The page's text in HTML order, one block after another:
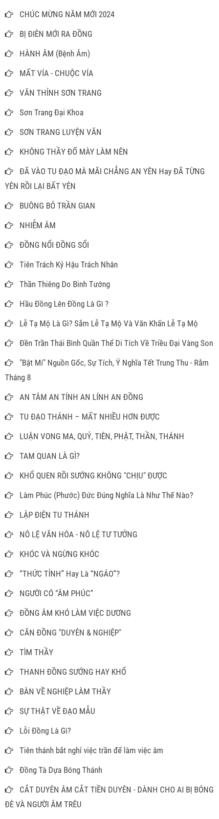
CHÚC MỪNG NĂM MỚI 2024
BỊ ĐIÊN MỚI RA ĐỒNG
HÀNH ÂM (Bệnh Âm)
MẤT VÍA - CHUỘC VÍA
VĂN THỈNH SƠN TRANG
Sơn Trang Đại Khoa
SƠN TRANG LUYỆN VĂN
KHÔNG THẦY ĐỐ MÀY LÀM NÊN
ĐÃ VÀO TU ĐẠO MÀ MÃI CHẲNG AN YÊN Hay ĐÃ TỪNG
YÊN RỒI LẠI BẤT YÊN
BUÔNG BỎ TRẦN GIAN
NHIỄM ÂM
ĐỒNG NỔI ĐỒNG SỔI
Tiên Trách Kỷ Hậu Trách Nhân
Thần Thiêng Do Binh Tướng
Hầu Đồng Lên Đồng Là Gì ?
Lễ Tạ Mộ Là Gì? Sắm Lễ Tạ Mộ Và Văn Khấn Lễ Tạ Mộ
Đền Trần Thái Bình Quần Thể Di Tích Về Triều Đại Vàng Son
"Bật Mí" Nguồn Gốc, Sự Tích, Ý Nghĩa Tết Trung Thu - Rằm
Tháng 8
AN TÂM AN TÍNH AN LÍNH AN ĐỒNG
TU ĐẠO THÁNH – MẤT NHIỀU HƠN ĐƯỢC
LUẬN VONG MA, QUỶ, TIÊN, PHẬT, THẦN, THÁNH
TAM QUAN LÀ GÌ?
KHỔ QUEN RỒI SƯỚNG KHÔNG "CHỊU" ĐƯỢC
Làm Phúc (Phước) Đức Đúng Nghĩa Là Như Thế Nào?
LẬP ĐIỆN TU THÁNH
NÔ LỆ VĂN HÓA - NÔ LỆ TƯ TƯỞNG
KHÓC VÀ NGỪNG KHÓC
“THỨC TỈNH” Hay Là “NGÁO”?
NGƯỜI CÓ “ÂM PHÚC”
ĐỒNG ÂM KHÓ LÀM VIỆC DƯƠNG
CĂN ĐỒNG "DUYÊN & NGHIỆP"
TÌM THẦY
THANH ĐỒNG SƯỚNG HAY KHỔ
BÀN VỀ NGHIỆP LÀM THẦY
SỰ THẬT VỀ ĐẠO MẪU
Lỗi Đồng Là Gì?
Tiên thánh bắt nghỉ việc trần để làm việc âm
Đồng Tà Dựa Bóng Thánh
CẮT DUYÊN ÂM CẮT TIỀN DUYÊN - DÀNH CHO AI BỊ BÓNG
ĐÈ VÀ NGƯỜI ÂM TRÊU